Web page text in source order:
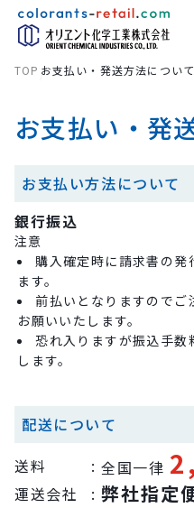
TOP お支払い・発送方法について
お支払い・発
お支払い方法について
銀行振込
注意
購入確定時に請求書の発
ます。
前払いとなりますので
お願いいたします。
恐れ入りますが振込手数
します。
配送について
送料
: 全国一律
運送会社
: 弊社指定